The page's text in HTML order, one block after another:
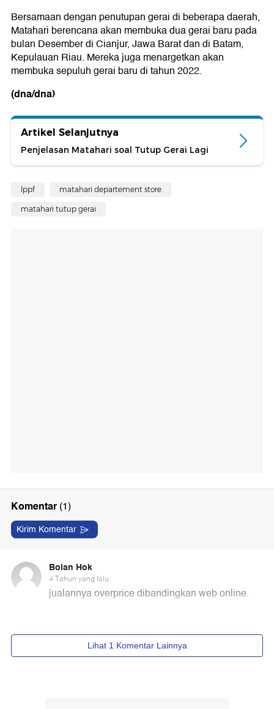
Bersamaan dengan penutupan gerai di beberapa daerah,
Matahari berencana akan membuka dua gerai baru pada
bulan Desember di Cianjur, Jawa Barat dan di Batam,
Kepulauan Riau. Mereka juga menargetkan akan
membuka sepuluh gerai baru di tahun 2022.
(dna/dna)
Artikel Selanjutnya
Penjelasan Matahari soal Tutup Gerai Lagi
lppf matahari departement store
matahari tutup gerai